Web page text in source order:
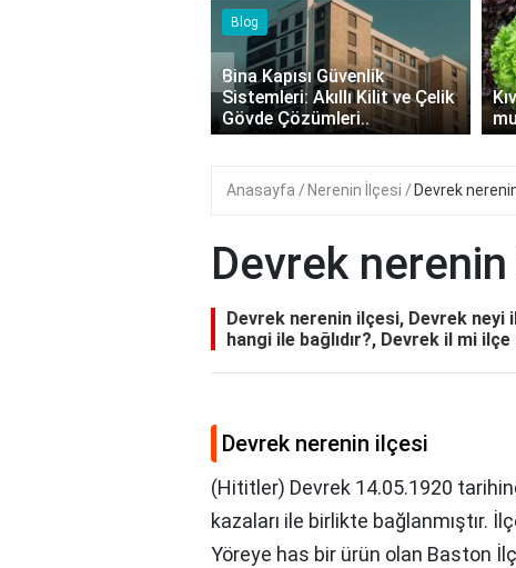
Kıvırcık Marul mu, Düz Marul
mu Daha Faydalı?
‹
Anasayfa Nerenin İlçesi Devrek
Devrek
Devrek nerenin ilçesi, Devrek neyi
hangi ile bağlıdır?, Devrek il mi
Devrek nerenin ilçesi
(Hititler) Devrek 14.05.1920
kazaları ile birlikte bağlanmıştır.
Yöreye has bir ürün olan Baston